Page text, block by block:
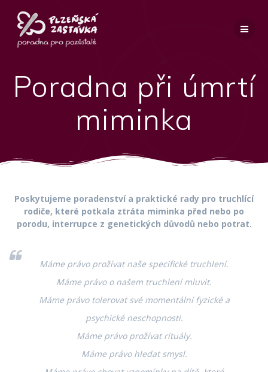
Poradna při úmrtí
miminka
Poskytujeme poradenství a praktické rady pro truchlící
rodiče, které potkala ztráta miminka před nebo po
porodu, interrupce z genetických důvodů nebo potrat.
Máme právo prožívat naše specifické truchlení.
Máme právo o našem truchlení mluvit.
Máme právo tolerovat své momentální fyzické a
psychické neschopnosti.
Máme právo prožívat rituály.
Máme právo hledat smysl.